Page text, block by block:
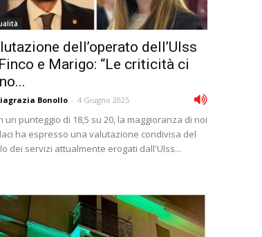
dell’operato dell’Ulss
e Marigo: “Le criticità ci
Bonollo - 4 Giugno 2025
un punteggio di 18,5 su 20, la maggioranza di noi
ha espresso una valutazione condivisa del
dei servizi attualmente erogati dall'Ulss...